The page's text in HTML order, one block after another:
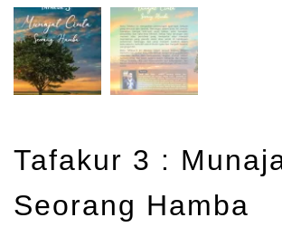
Tafakur 3 :
Seorang Hamba